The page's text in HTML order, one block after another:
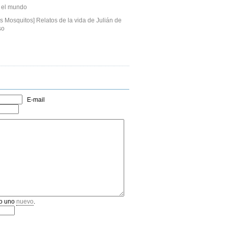
mundo
Mosquitos] Relatos de la vida de Julián de
E-mail
uno nuevo.